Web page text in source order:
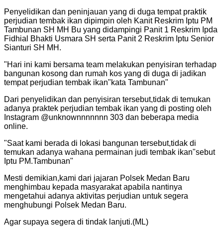
Penyelidikan dan peninjauan yang di duga tempat praktik
perjudian tembak ikan dipimpin oleh Kanit Reskrim Iptu PM
Tambunan SH MH Bu yang didampingi Panit 1 Reskrim Ipda
Fidhial Bhakti Usmara SH serta Panit 2 Reskrim Iptu Senior
Sianturi SH MH.
"Hari ini kami bersama team melakukan penyisiran terhadap
bangunan kosong dan rumah kos yang di duga di jadikan
tempat perjudian tembak ikan"kata Tambunan"
Dari penyelidikan dan penyisiran tersebut,tidak di temukan
adanya praktek perjudian tembak ikan yang di posting oleh
Instagram @unknownnnnnnn 303 dan beberapa media
online.
"Saat kami berada di lokasi bangunan tersebut,tidak di
temukan adanya wahana permainan judi tembak ikan"sebut
Iptu PM.Tambunan"
Mesti demikian,kami dari jajaran Polsek Medan Baru
menghimbau kepada masyarakat apabila nantinya
mengetahui adanya aktivitas perjudian untuk segera
menghubungi Polsek Medan Baru.
Agar supaya segera di tindak lanjuti.(ML)